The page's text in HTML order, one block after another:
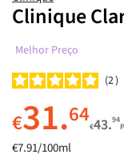
Clinique
Melhor Preço
2
€31.64€43.94
€7.91/100ml